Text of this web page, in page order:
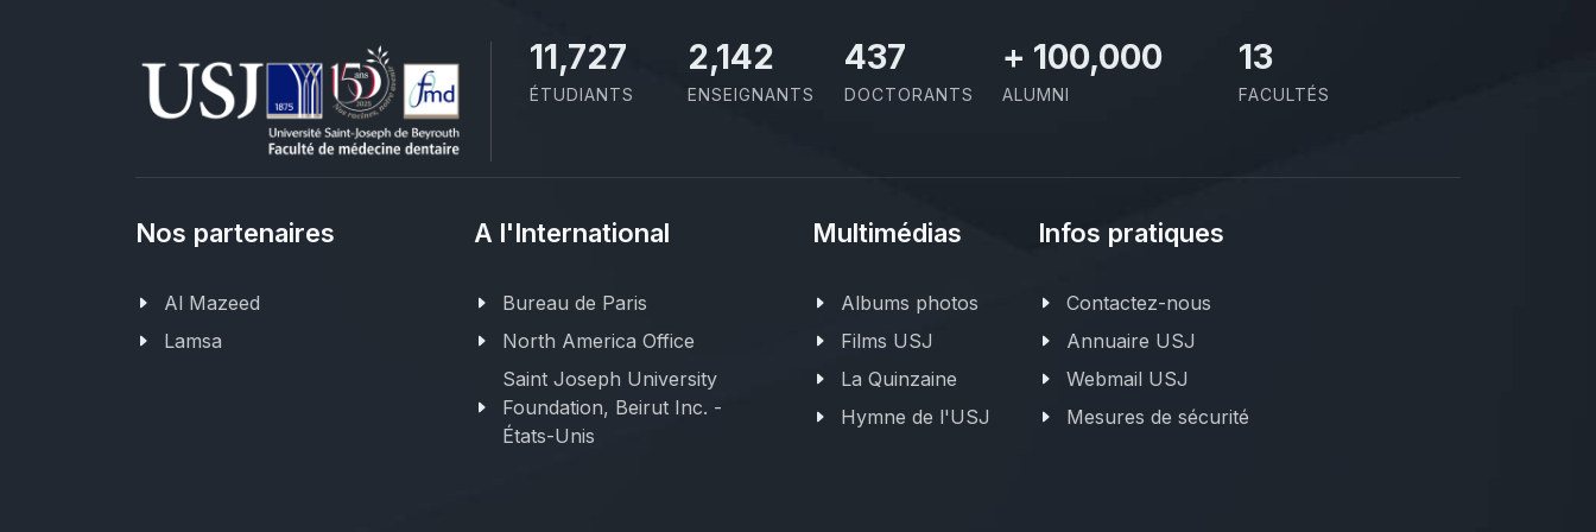
11,727
ÉTUDIANTS
2,142
ENSEIGNANTS
437
DOCTORANTS
+ 100,000
ALUMNI
13
FACULTÉS
Nos partenaires
Al Mazeed
Lamsa
A l'International
Bureau de Paris
North America Office
Saint Joseph University
Foundation, Beirut Inc. -
États-Unis
Multimédias
Albums photos
Films USJ
La Quinzaine
Hymne de l'USJ
Infos pratiques
Contactez-nous
Annuaire USJ
Webmail USJ
Mesures de sécurité